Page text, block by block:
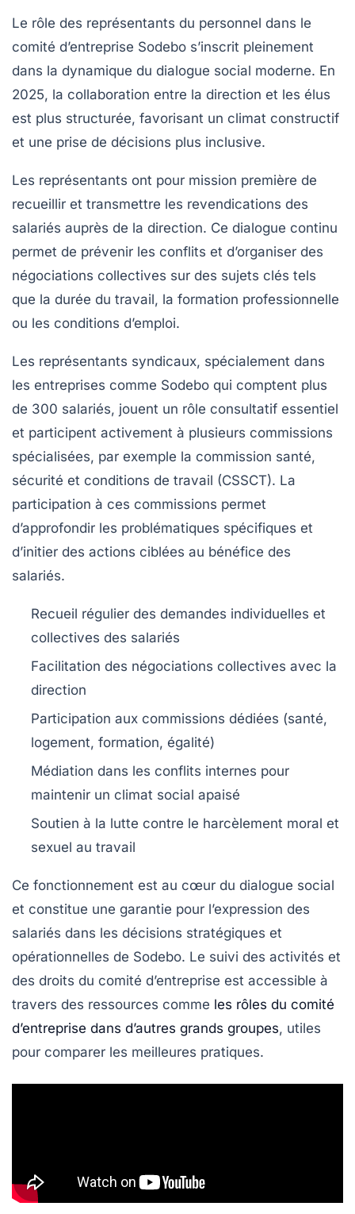
Le rôle des représentants du personnel dans le
comité d’entreprise Sodebo s’inscrit pleinement
dans la dynamique du dialogue social moderne. En
2025, la collaboration entre la direction et les élus
est plus structurée, favorisant un climat constructif
et une prise de décisions plus inclusive.
Les représentants ont pour mission première de
recueillir et transmettre les revendications des
salariés auprès de la direction. Ce dialogue continu
permet de prévenir les conflits et d’organiser des
négociations collectives sur des sujets clés tels
que la durée du travail, la formation professionnelle
ou les conditions d’emploi.
Les représentants syndicaux, spécialement dans
les entreprises comme Sodebo qui comptent plus
de 300 salariés, jouent un rôle consultatif essentiel
et participent activement à plusieurs commissions
spécialisées, par exemple la commission santé,
sécurité et conditions de travail (CSSCT). La
participation à ces commissions permet
d’approfondir les problématiques spécifiques et
d’initier des actions ciblées au bénéfice des
salariés.
Recueil régulier des demandes individuelles et
collectives des salariés
Facilitation des négociations collectives avec la
direction
Participation aux commissions dédiées (santé,
logement, formation, égalité)
Médiation dans les conflits internes pour
maintenir un climat social apaisé
Soutien à la lutte contre le harcèlement moral et
sexuel au travail
Ce fonctionnement est au cœur du dialogue social
et constitue une garantie pour l’expression des
salariés dans les décisions stratégiques et
opérationnelles de Sodebo. Le suivi des activités et
des droits du comité d’entreprise est accessible à
travers des ressources comme les rôles du comité
d’entreprise dans d’autres grands groupes, utiles
pour comparer les meilleures pratiques.